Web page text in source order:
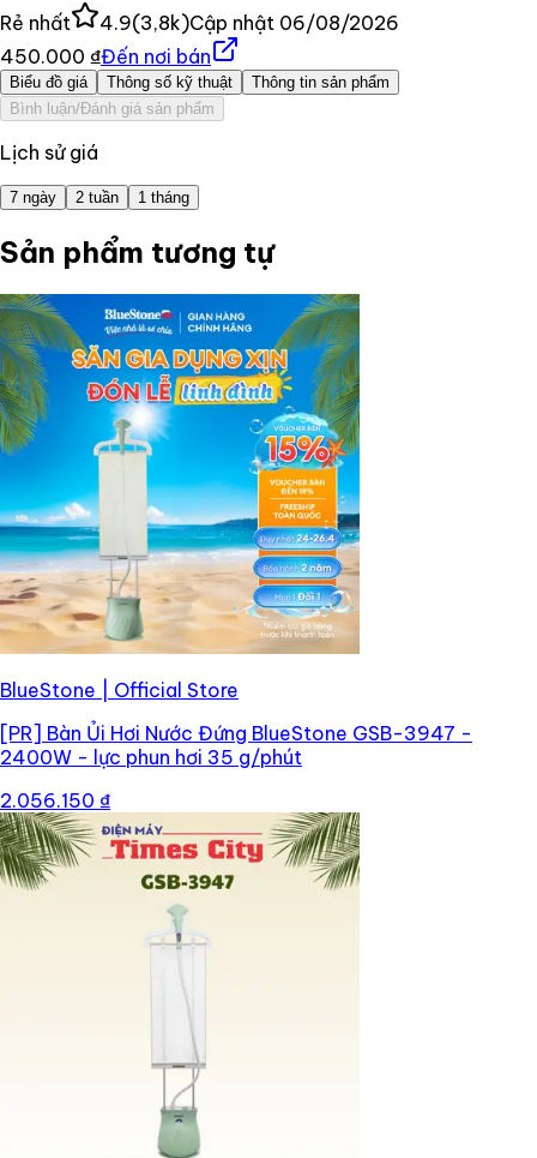
Rẻ nhất 4.9(3,8k)Cập nhật 06/08/2026
450.000 ₫Đến nơi bán
Biểu đồ giá Thông số kỹ thuật
Thông tin sản phẩm
Bình luận/Đánh giá sản phẩm
Lịch sử giá
7 ngày 2 tuần 1 tháng
Sản phẩm tương tự
BlueStone | Official Store
[PR] Bàn Ủi Hơi Nước Đứng BlueStone GSB-3947 -
2400W - lực phun hơi 35 g/phút
2.056.150 ₫